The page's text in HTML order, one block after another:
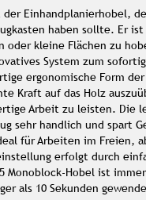
der Einhandplanierhobel,
haben sollte. Er
oder kleine Flächen zu
System zum
ergonomische Form
Kraft auf das Holz
Arbeit zu leisten. Die
sehr handlich und spart
für Arbeiten im Freien,
erfolgt durch
Monoblock-Hobel ist
als 10 Sekunden